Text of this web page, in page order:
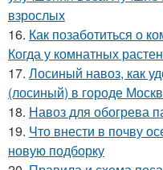
взрослых
16. Как позаботиться о
Когда у комнатных
17. Лосиный навоз, как
(лосиный) в городе
18. Навоз для обогрева
19. Что внести в почву
новую подборку